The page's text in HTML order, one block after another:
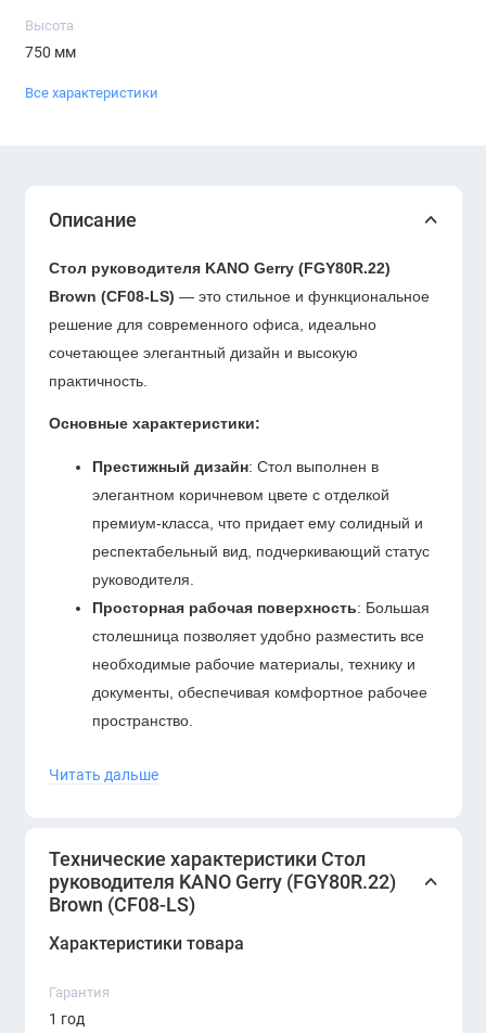
Высота
750 мм
Все характеристики
Описание
Стол руководителя KANO Gerry (FGY80R.22)
Brown (CF08-LS) — это стильное и функциональное
решение для современного офиса, идеально
сочетающее элегантный дизайн и высокую
практичность.
Основные характеристики:
Престижный дизайн: Стол выполнен в
элегантном коричневом цвете с отделкой
премиум-класса, что придает ему солидный и
респектабельный вид, подчеркивающий статус
руководителя.
Просторная рабочая поверхность: Большая
столешница позволяет удобно разместить все
необходимые рабочие материалы, технику и
документы, обеспечивая комфортное рабочее
пространство.
изготовлен из прочных и долговечных
сохранение эстетического вида.
Функциональные элементы: Встроенные
секции для хранения документов и офисных
принадлежностей позволяют поддерживать
рабочие процессы максимально эффективно.
Читать дальше
Технические характеристики Стол
руководителя KANO Gerry (FGY80R.22)
Brown (CF08-LS)
Характеристики товара
Гарантия
1 год